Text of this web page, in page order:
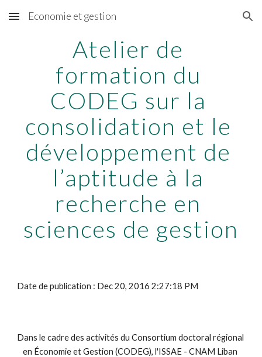
Skip to main content Skip to navigation
Economie et gestion
Atelier de
formation du
CODEG sur la
consolidation et le
développement de
l’aptitude à la
recherche en
sciences de gestion
Date de publication : Dec 20, 2016 2:27:18 PM
Dans le cadre des activités du Consortium doctoral régional
en Économie et Gestion (CODEG), l'ISSAE - CNAM Liban